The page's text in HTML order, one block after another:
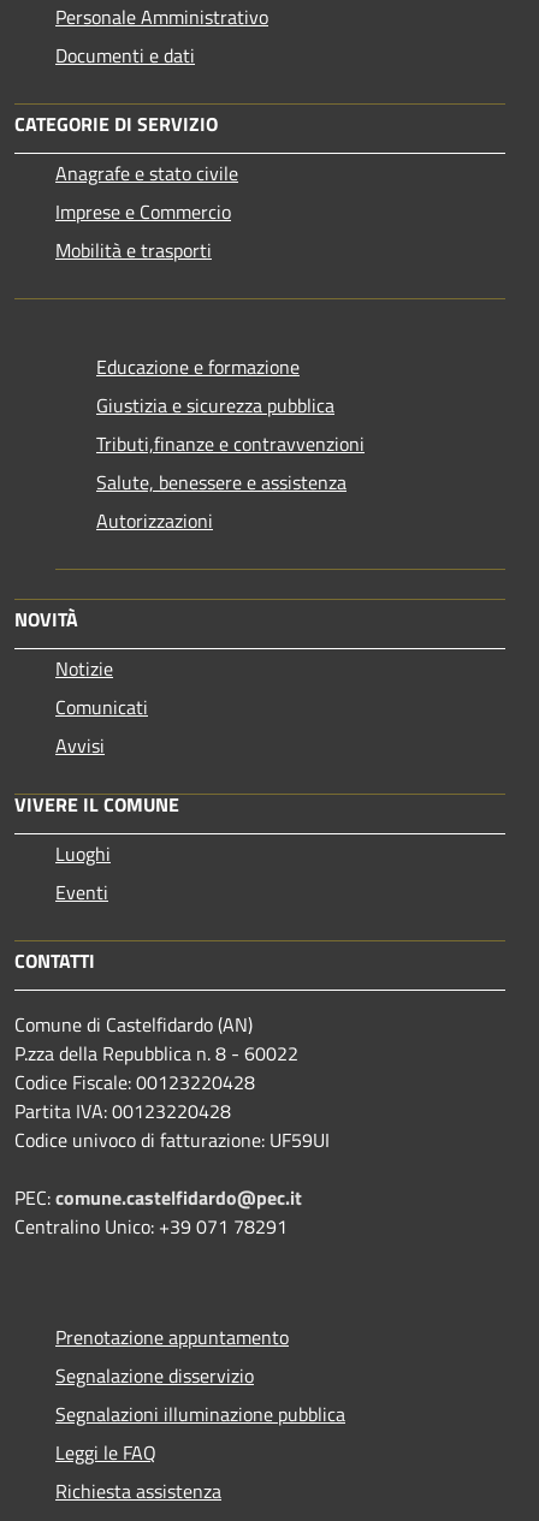
Personale Amministrativo
Documenti e dati
CATEGORIE DI SERVIZIO
Anagrafe e stato civile
Imprese e Commercio
Mobilità e trasporti
Educazione e formazione
Giustizia e sicurezza pubblica
Tributi,finanze e contravvenzioni
Salute, benessere e assistenza
Autorizzazioni
NOVITÀ
Notizie
Comunicati
Avvisi
VIVERE IL COMUNE
Luoghi
Eventi
CONTATTI
Comune di Castelfidardo (AN)
P.zza della Repubblica n. 8 - 60022
Codice Fiscale: 00123220428
Partita IVA: 00123220428
Codice univoco di fatturazione: UF59UI
PEC:comune.castelfidardo@pec.it
Centralino Unico: +39 071 78291
Prenotazione appuntamento
Segnalazione disservizio
Segnalazioni illuminazione pubblica
Leggi le FAQ
Richiesta assistenza